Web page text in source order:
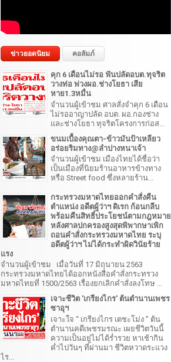
ข่าวยอดนิยม คอลัมภ์
คุก 6 เดือนไม่รอ ฟันปลัดอบต.ทุจริต
วางท่อ พ่วงผอ.ช่างโยธา เสีย
หาย1.3หมื่น
จำนวนผู้เข้าชม ศาลสั่งจำคุก 6 เดือน
ไม่รออาญาปลัด อบต. ผอ.กองช่าง
และช่างโยธา ทุจริตโครงการก่อส...
ขนมเบื้องคุณตา-ข้าวมันป้าเหลียว
อร่อยริมทาง@ลำปางหนาเจ้า
จำนวนผู้เข้าชม เมืองไทยได้ชื่อว่า
เป็นเมืองที่นิยมร้านอาหารข้างทาง
หรือ Street food ซึ่งหลายร้าน...
กระทรวงมหาดไทยออกคำสั่งคืน
ตำแหน่ง อดีตผู้ว่าฯ ดิเรก ก้อนกลีบ
พร้อมคืนสิทธิ์ประโยชน์ตามกฎหมาย
หลังศาลปกครองสูงสุดพิพากษาเพิก
ถอนคำสั่งกระทรวงมหาดไทย ระบุ
อดีตผู้ว่าฯ ไม่ได้กระทำผิดวินัยร้าย
แรง
จำนวนผู้เข้าชม เมื่อวันที่ 17 มิถุนายน 2563
กระทรวงมหาดไทยได้ออกหนังสือคำสั่งกระทรวง
มหาดไทยที่ 1500/2563 เรื่องยกเลิกคำสั่งลงโทษ ...
เจาะชีวิต 'เกรียงไกร' ต้นตำนานเพชร
ซาอุฯ
เจาะใจ “ เกรียงไกร เตชะโม่ง ” ต้น
ตำนานคดีเพชรมรณะ เผยชีวิตวันนี้
ความเป็นอยู่ไม่ได้ร่ำรวย หาเช้ากิน
ค่ำไปวันๆ ที่ผ่านมา ชีวิตหวาดระแวง
ไร...